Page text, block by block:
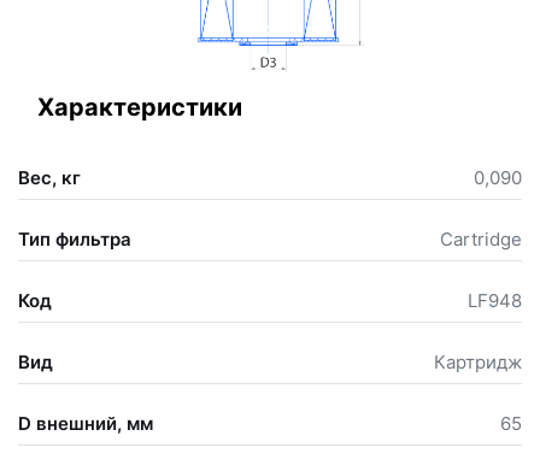
Характеристики
Вес, кг 0,090
Тип фильтра Cartridge
Код LF948
Вид Картридж
D внешний, мм 65